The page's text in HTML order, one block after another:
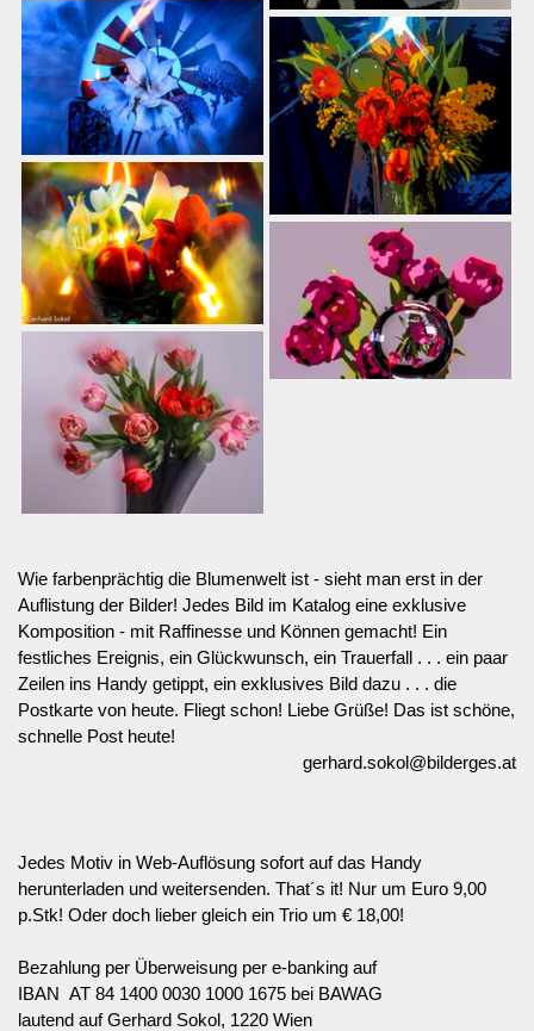
Wie farbenprächtig die Blumenwelt ist - sieht man erst in der
Auflistung der Bilder! Jedes Bild im Katalog eine exklusive
Komposition - mit Raffinesse und Können gemacht! Ein
festliches Ereignis, ein Glückwunsch, ein Trauerfall . . . ein paar
Zeilen ins Handy getippt, ein exklusives Bild dazu . . . die
Postkarte von heute. Fliegt schon! Liebe Grüße! Das ist schöne,
schnelle Post heute!
gerhard.sokol@bilderges.at
Jedes Motiv in Web-Auflösung sofort auf das Handy
herunterladen und weitersenden. That´s it! Nur um Euro 9,00
p.Stk! Oder doch lieber gleich ein Trio um € 18,00!
Bezahlung per Überweisung per e-banking auf
IBAN AT 84 1400 0030 1000 1675 bei BAWAG
lautend auf Gerhard Sokol, 1220 Wien